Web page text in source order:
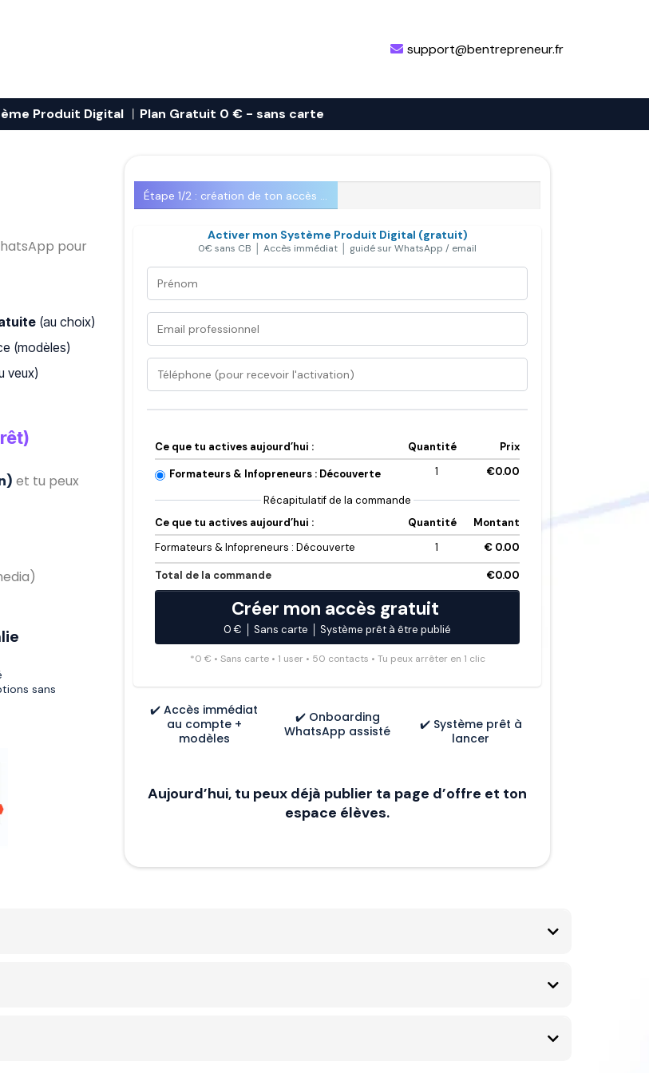
support@bentrepreneur.fr
Produit Digital Plan Gratuit 0 € - sans carte
pour
(au choix)
(modèles)
veux)
et tu peux
sans
Étape 1/2 : création de ton accès ...
Activer mon Système Produit Digital (gratuit)
0€ sans CB │ Accès immédiat │ guidé sur WhatsApp / email
Ce que tu actives aujourd’hui : Quantité
Prix
Formateurs & Infopreneurs : Découverte
1 €0.00
Récapitulatif de la commande
Ce que tu actives aujourd’hui :
Quantité
Montant
Formateurs & Infopreneurs : Découverte
1 € 0.00
Total de la commande €0.00
Créer mon accès gratuit
0 € │ Sans carte │ Système prêt à être publié
*0 € • Sans carte • 1 user • 50 contacts • Tu peux arrêter en 1 clic
✔️ Accès immédiat
au compte +
modèles
✔️ Onboarding
WhatsApp assisté
✔️ Système prêt à
lancer
Aujourd’hui, tu peux déjà publier ta page d’offre et ton
espace élèves.